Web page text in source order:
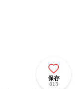
保存
813